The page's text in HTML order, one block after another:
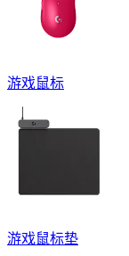
游戏鼠标
游戏鼠标垫